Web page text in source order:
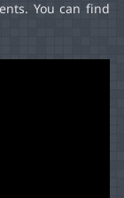
You can find